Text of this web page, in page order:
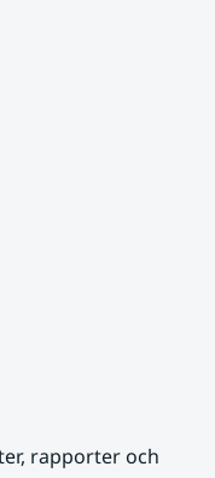
rapporter och